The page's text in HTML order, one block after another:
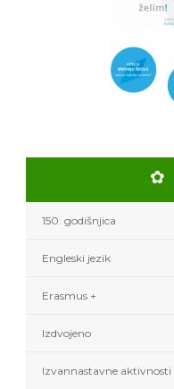
150. godišnjica
Engleski jezik
Erasmus +
Izdvojeno
Izvannastavne aktivnosti